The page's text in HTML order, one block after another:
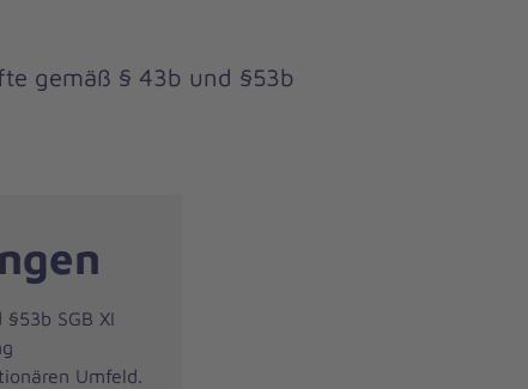
gemäß § 43b und §53b
SGB XI
Umfeld.